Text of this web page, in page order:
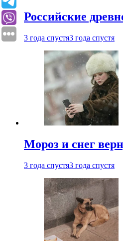
Российские
3 года спустя3 года спустя
Мороз и снег
3 года спустя3 года спустя